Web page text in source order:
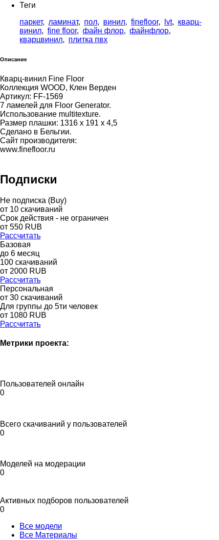
Теги
паркет, ламинат, пол, винил, finefloor, lvt, кварц-
винил, fine floor, файн флор, файнфлор,
кварцвинил, плитка пвх
Описание
Кварц-винил Fine Floor
Коллекция WOOD, Клен Верден
Артикул: FF-1569
7 ламелей для Floor Generator.
Использование multitexture.
Размер плашки: 1316 х 191 х 4,5
Сделано в Бельгии.
Сайт производителя:
www.finefloor.ru
Подписки
Не подписка (Buy)
от 10 скачиваний
Срок действия - не ограничен
от 550 RUB
Рассчитать
Базовая
до 6 месяц
100 скачиваний
от 2000 RUB
Рассчитать
Персональная
от 30 скачиваний
Для группы до 5ти человек
от 1080 RUB
Рассчитать
Метрики проекта:
Пользователей онлайн
0
Всего скачиваний у пользователей
0
Моделей на модерации
0
Активных подборов пользователей
0
Все модели
Все Материалы